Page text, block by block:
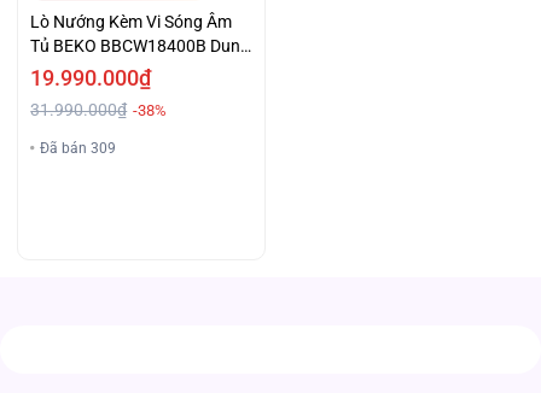
Lò Nướng Kèm Vi Sóng Âm
Tủ BEKO BBCW18400B Dung
Tích 48L Giá Tốt
19.990.000₫
31.990.000₫ -38%
Đã bán 309